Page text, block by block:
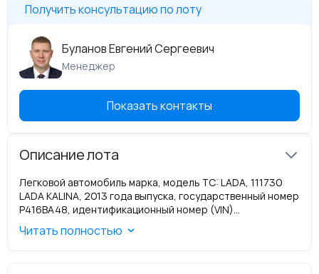
Получить консультацию по лоту
Буланов Евгений Сергеевич
Менеджер
Показать контакты
Описание лота
Легковой автомобиль марка, модель ТС: LADA, 111730
LADA KALINA, 2013 года выпуска, государственный номер
Р416ВА48, идентификационный номер (VIN)
5900173, цвет кузова серебристый. Существующие
Читать полностью